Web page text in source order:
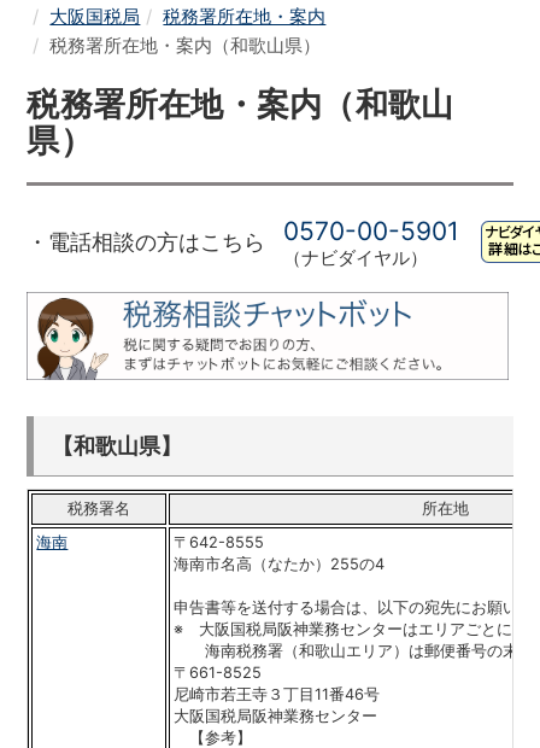
大阪国税局
税務署所在地・案内
税務署所在地・案内（和歌山県）
税務署所在地・案内（和歌山
県）
・電話相談の方はこちら 0570-00-5901
（ナビダイヤル）
【和歌山県】
税務署名
所在地
海南
〒642-8555
海南市名高（なたか）255の4
申告書等を送付する場合は、以下の宛先にお願いい
※ 大阪国税局阪神業務センターはエリアごとに郵
海南税務署（和歌山エリア）は郵便番号の末尾
〒661-8525
尼崎市若王寺３丁目11番46号
大阪国税局阪神業務センター
【参考】